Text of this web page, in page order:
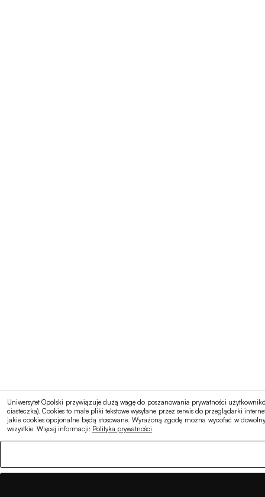
Uniwersytet Opolski przywiązuje dużą wagę do poszanowania prywatności
ciasteczka). Cookies to małe pliki tekstowe wysyłane przez serwis do przeglądarki
jakie cookies opcjonalne będą stosowane. Wyrażoną zgodę można wycofać w
wszystkie. Więcej informacji: Polityka prywatności